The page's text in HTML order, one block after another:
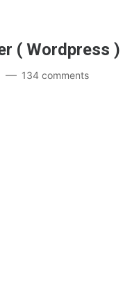
( Wordpress )
134 comments